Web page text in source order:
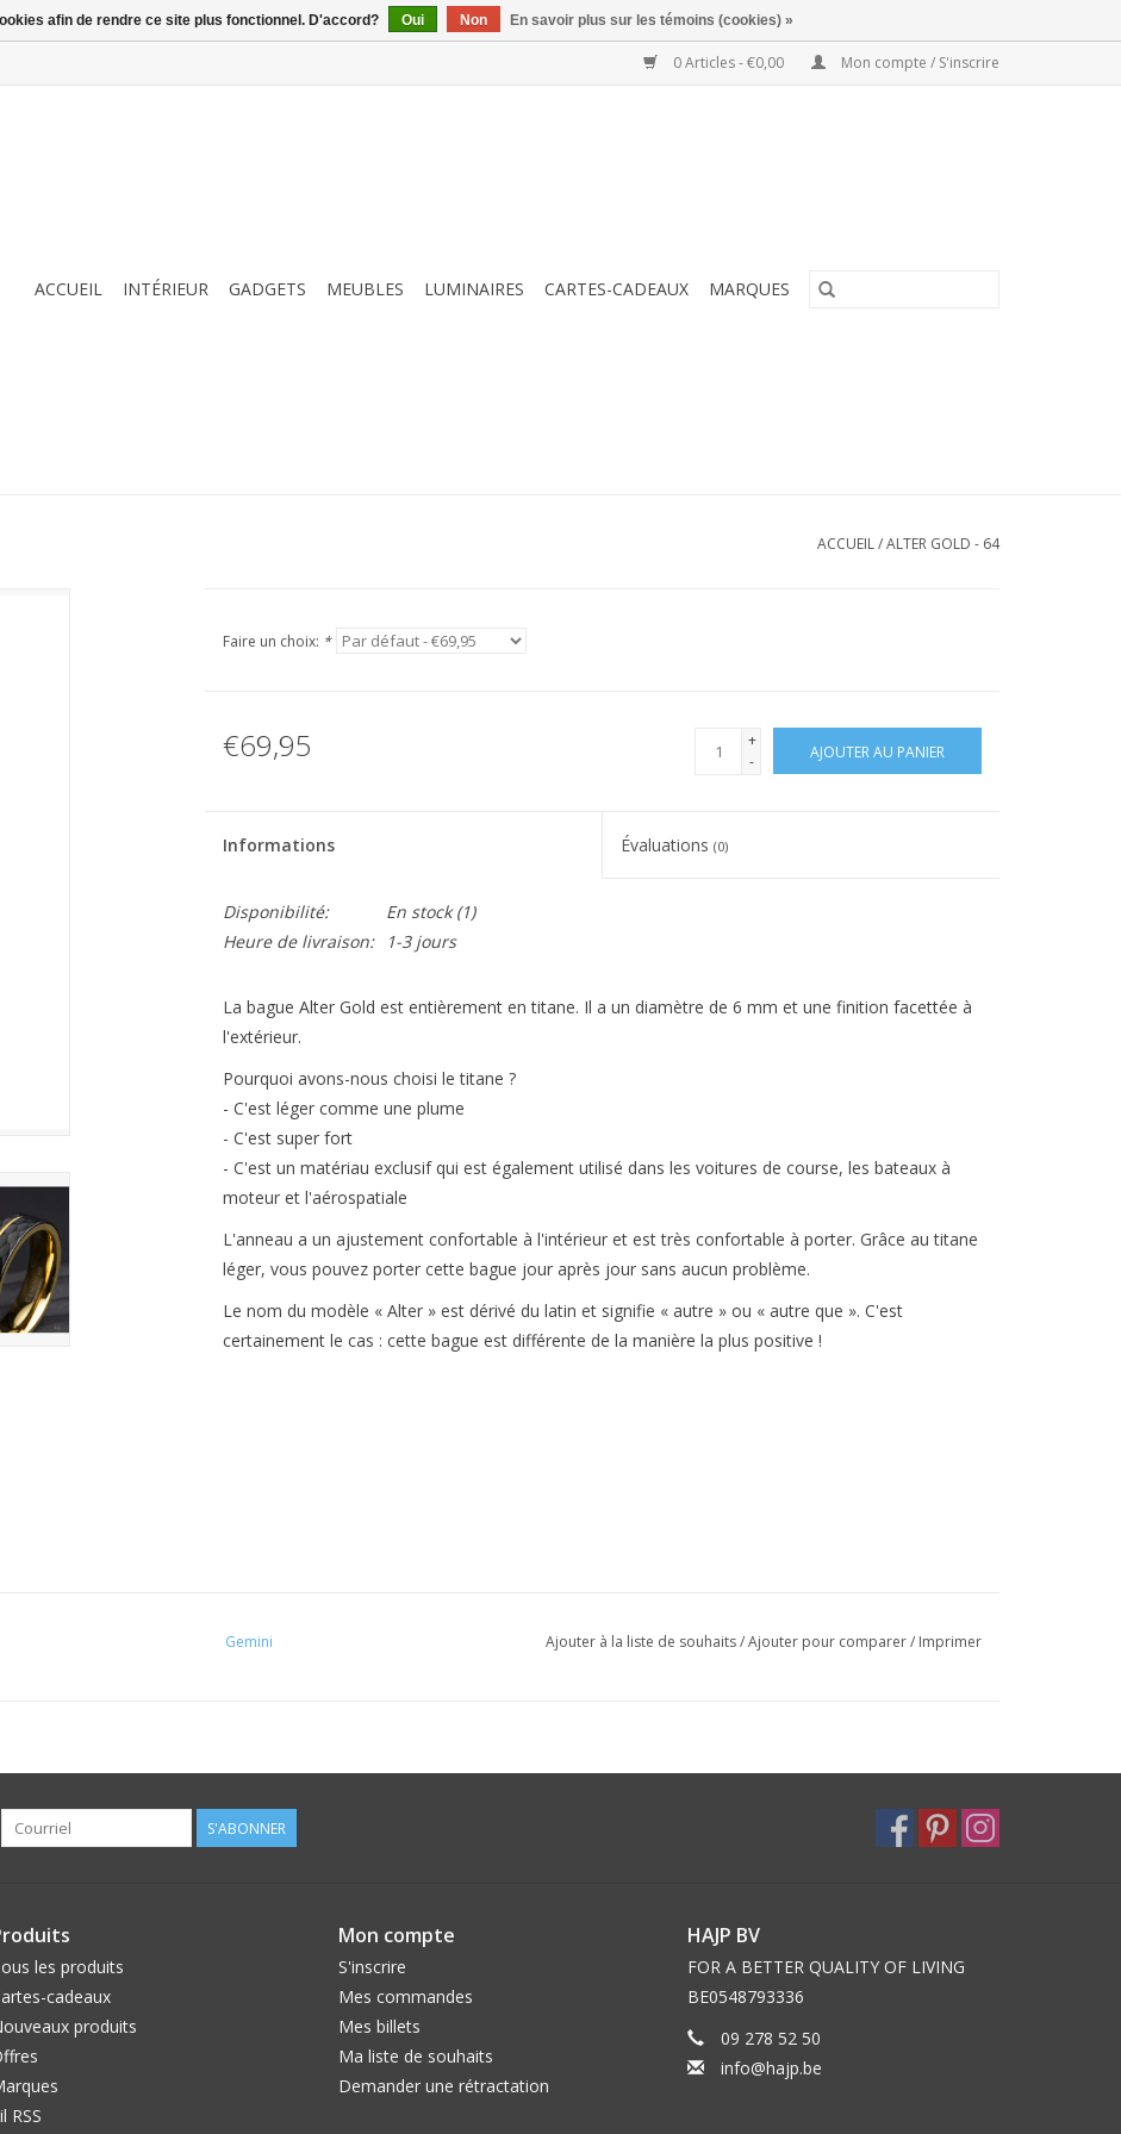
0 Articles - €0,00 Mon compte / S'inscrire
ACCUEIL INTÉRIEUR GADGETS MEUBLES LUMINAIRES CARTES-CADEAUX MARQUES
ACCUEIL/ALTER GOLD - 64
Faire un choix: *
€69,95
+
-
AJOUTER AU PANIER
Informations Évaluations(0)
Disponibilité: En stock(1)
Heure de livraison:
1-3 jours
La bague Alter Gold est entièrement en titane. Il a un diamètre de 6 mm et une finition facettée à
l'extérieur.
Pourquoi avons-nous choisi le titane ?
- C'est léger comme une plume
- C'est super fort
- C'est un matériau exclusif qui est également utilisé dans les voitures de course, les bateaux à
moteur et l'aérospatiale
L'anneau a un ajustement confortable à l'intérieur et est très confortable à porter. Grâce au titane
léger, vous pouvez porter cette bague jour après jour sans aucun problème.
Le nom du modèle « Alter » est dérivé du latin et signifie « autre » ou « autre que ». C'est
certainement le cas : cette bague est différente de la manière la plus positive !
Gemini Ajouter à la liste de souhaits/Ajouter pour comparer/ Imprimer
S'ABONNER
les produits
cadeaux
produits
RSS
Mon compte
S'inscrire
Mes commandes
Mes billets
Ma liste de souhaits
Demander une rétractation
HAJP BV
FOR A BETTER QUALITY OF LIVING
BE0548793336
09 278 52 50
info@hajp.be
afin de rendre ce site plus fonctionnel. D'accord? Oui Non En savoir plus sur les témoins (cookies) »